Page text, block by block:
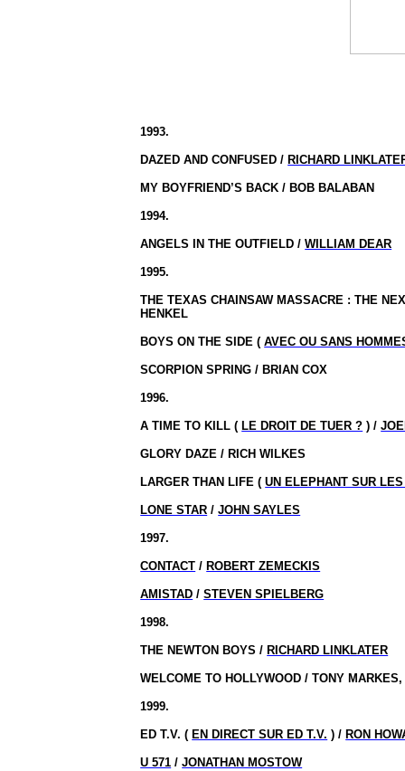
1993.
DAZED AND CONFUSED / RICHARD
MY BOYFRIEND’S BACK / BOB BALABAN
1994.
ANGELS IN THE OUTFIELD /WILLIAM DEAR
1995.
THETEXAS CHAINSAW MASSACRE : THE
HENKEL
BOYS ON THE SIDE (AVEC OU SANS
SCORPION SPRING / BRIAN COX
1996.
A TIME TO KILL ( LE DROIT DE TUER ? ) /
GLORY DAZE / RICH WILKES
LARGER THAN LIFE (UN ELEPHANT SUR
LONE STAR /JOHN SAYLES
1997.
CONTACT / ROBERT ZEMECKIS
AMISTAD /STEVEN SPIELBERG
1998.
THE NEWTON BOYS / RICHARD LINKLATER
WELCOME TO HOLLYWOOD / TONY
1999.
ED T.V. ( EN DIRECT SUR ED T.V. ) / RON
U 571 /JONATHAN MOSTOW